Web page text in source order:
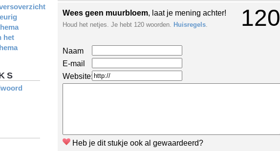
120
Wees geen muurbloem, laat je mening achter!
Houd het netjes. Je hebt 120 woorden. Huisregels.
Naam
E-mail
Website:
Heb je dit stukje ook al gewaardeerd?
het